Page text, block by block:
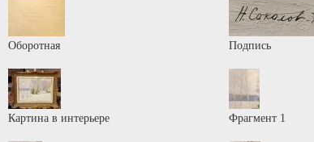
Оборотная Подпись
Картина в интерьере Фрагмент 1